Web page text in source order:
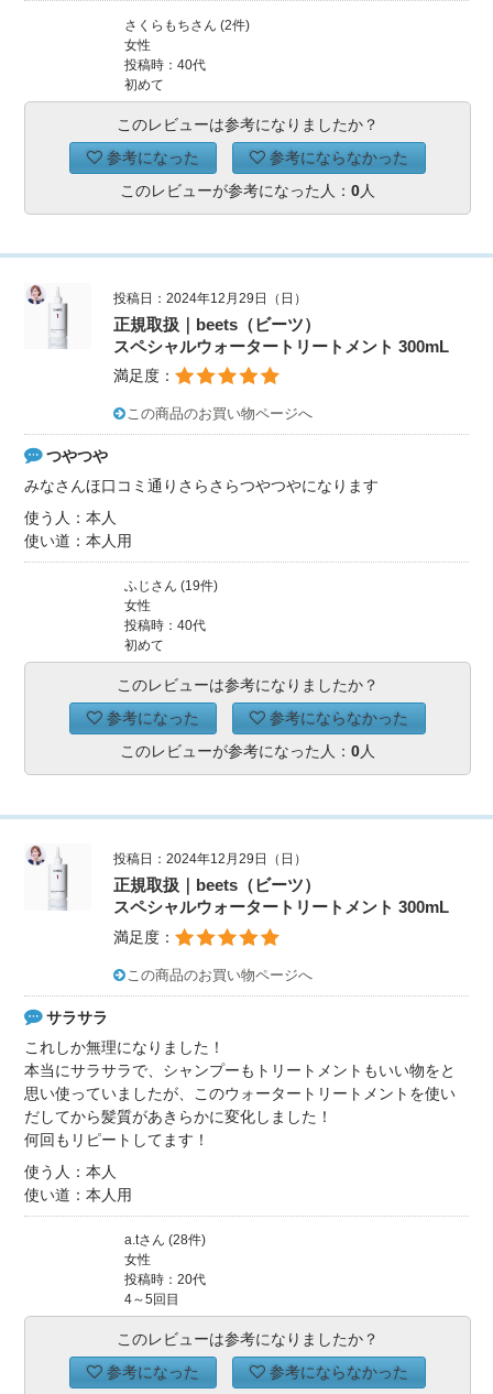
さくらもちさん (2件)
女性
投稿時：40代
初めて
このレビューは参考になりましたか？
参考になった
参考にならなかった
このレビューが参考になった人： 0人
投稿日：2024年12月29日（日）
正規取扱｜beets（ビーツ）
スペシャルウォータートリートメント 300mL
満足度：
この商品のお買い物ページへ
つやつや
みなさんほ口コミ通りさらさらつやつやになります
使う人：本人
使い道：本人用
ふじさん (19件)
女性
投稿時：40代
初めて
このレビューは参考になりましたか？
参考になった
参考にならなかった
このレビューが参考になった人： 0人
投稿日：2024年12月29日（日）
正規取扱｜beets（ビーツ）
スペシャルウォータートリートメント 300mL
満足度：
この商品のお買い物ページへ
サラサラ
これしか無理になりました！
本当にサラサラで、シャンプーもトリートメントもいい物をと
思い使っていましたが、このウォータートリートメントを使い
だしてから髪質があきらかに変化しました！
何回もリピートしてます！
使う人：本人
使い道：本人用
a.tさん (28件)
女性
投稿時：20代
4～5回目
このレビューは参考になりましたか？
参考になった
参考にならなかった